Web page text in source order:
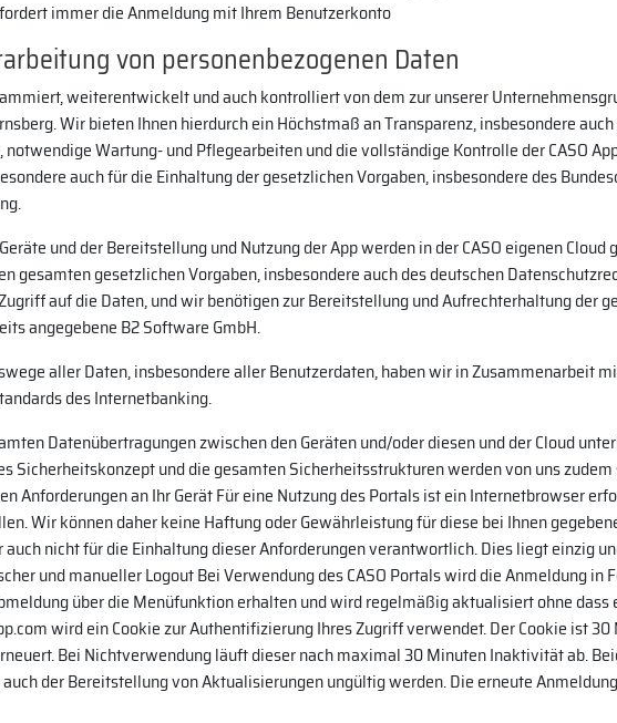
immer die Anmeldung mit Ihrem Benutzerkonto
von personenbezogenen Daten
weiterentwickelt und auch kontrolliert von dem zur unserer
Wir bieten Ihnen hierdurch ein Höchstmaß an Transparenz, insbesondere
Wartung- und Pflegearbeiten und die vollständige Kontrolle der CASO
auch für die Einhaltung der gesetzlichen Vorgaben, insbesondere des
und der Bereitstellung und Nutzung der App werden in der CASO eigenen
gesamten gesetzlichen Vorgaben, insbesondere auch des deutschen
auf die Daten, und wir benötigen zur Bereitstellung und Aufrechterhaltung der
angegebene B2 Software GmbH.
aller Daten, insbesondere aller Benutzerdaten, haben wir in Zusammenarbeit
des Internetbanking.
Datenübertragungen zwischen den Geräten und/oder diesen und der Cloud
Sicherheitskonzept und die gesamten Sicherheitsstrukturen werden von uns
Anforderungen an Ihr Gerät Für eine Nutzung des Portals ist ein Internetbrowser
Wir können daher keine Haftung oder Gewährleistung für diese bei Ihnen
auch nicht für die Einhaltung dieser Anforderungen verantwortlich. Dies liegt einzig
und manueller Logout Bei Verwendung des CASO Portals wird die Anmeldung
über die Menüfunktion erhalten und wird regelmäßig aktualisiert ohne
wird ein Cookie zur Authentifizierung Ihres Zugriff verwendet. Der Cookie ist
Bei Nichtverwendung läuft dieser nach maximal 30 Minuten Inaktivität ab.
der Bereitstellung von Aktualisierungen ungültig werden. Die erneute